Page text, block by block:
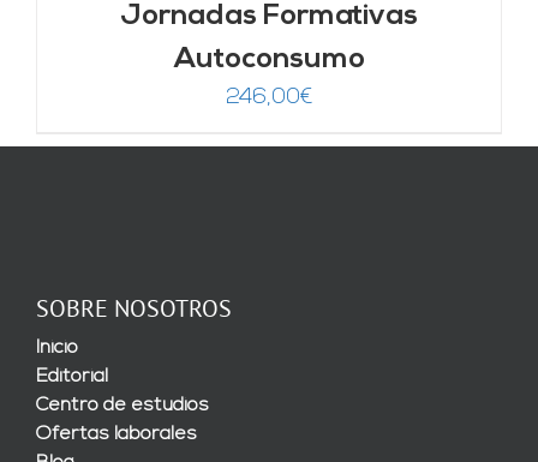
Jornadas Formativas
Autoconsumo
246,00€
SOBRE NOSOTROS
Inicio
Editorial
Centro de estudios
Ofertas laborales